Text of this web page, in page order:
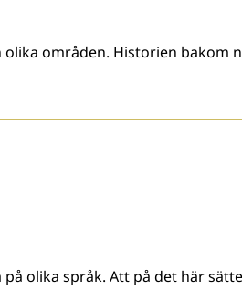
områden. Historien bakom
på olika språk. Att på det här